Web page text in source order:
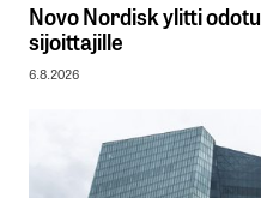
Novo Nordisk ylitti
sijoittajille
6.8.2026